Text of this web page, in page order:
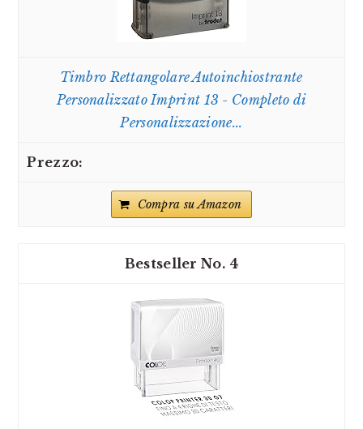
Timbro Rettangolare Autoinchiostrante
Personalizzato Imprint 13 - Completo di
Personalizzazione...
Compra su Amazon
4